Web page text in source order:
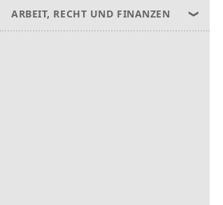
ARBEIT, RECHT UND FINANZEN